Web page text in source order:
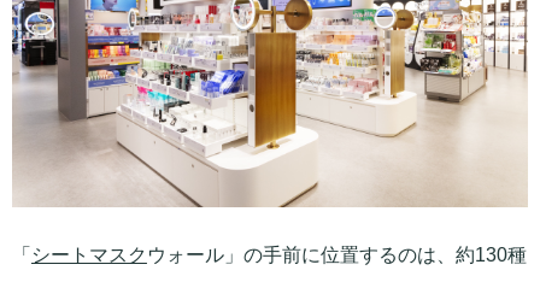
「 シートマスク ウォール」の手前に位置するのは、約130種